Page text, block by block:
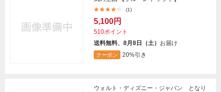
(1)
5,100円
510ポイント
送料無料、8月8日（土） お届け
クーポン 20%引き
ウォルト・ディズニー・ジャパン となり